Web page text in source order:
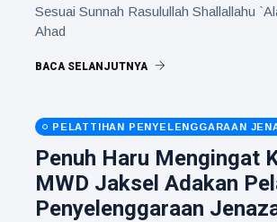
Sesuai Sunnah Rasulullah Shallallahu
Ahad
BACA SELANJUTNYA
PELATTIHAN PENYELENGGARAAN
Penuh Haru Mengingat
MWD Jaksel Adakan
Penyelenggaraan